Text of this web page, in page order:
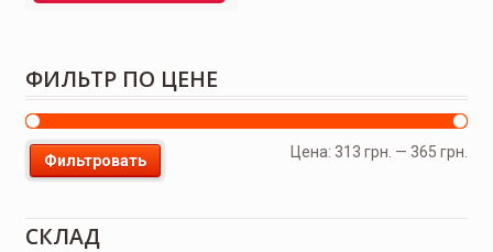
ФИЛЬТР ПО ЦЕНЕ
Фильтровать
Цена:313 грн. —365 грн.
СКЛАД